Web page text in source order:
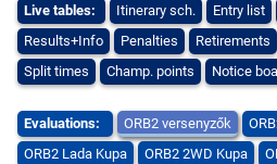
Live tables: Itinerary sch. Entry list
Results+Info
Penalties Retirements
Split times
Champ. points Notice
Evaluations: ORB2 versenyzők
ORB2 Lada Kupa
ORB2 2WD Kupa